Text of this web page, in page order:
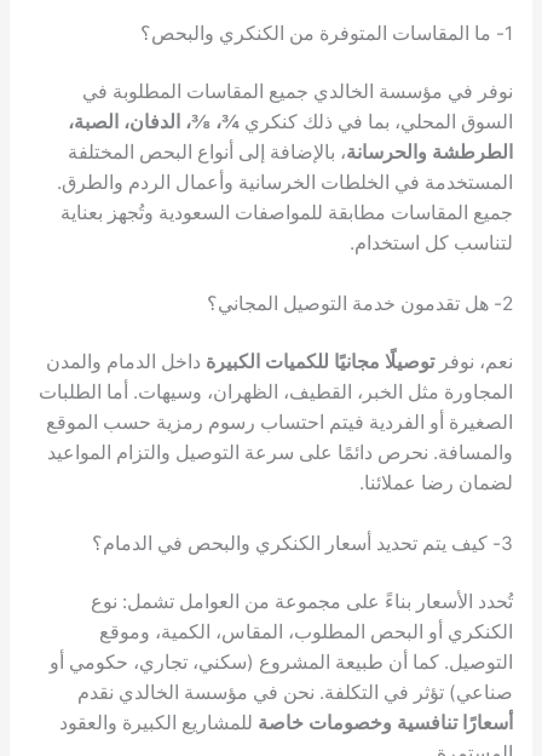
الخالدي جميع المقاسات المطلوبة في
بما في ذلك كنكري¾، ⅜، الدفان، الصبة،
، بالإضافة إلى أنواع البحص المختلفة
الخلطات الخرسانية وأعمال الردم والطرق.
مطابقة للمواصفات السعودية وتُجهز بعناية
مجانيًا للكميات الكبيرةداخل الدمام والمدن
الخبر، القطيف، الظهران، وسيهات. أما الطلبات
فيتم احتساب رسوم رمزية حسب الموقع
دائمًا على سرعة التوصيل والتزام المواعيد
بناءً على مجموعة من العوامل تشمل: نوع
المطلوب، المقاس، الكمية، وموقع
أن طبيعة المشروع (سكني، تجاري، حكومي أو
في التكلفة. نحن في مؤسسة الخالدي نقدم
وخصومات خاصةللمشاريع الكبيرة والعقود